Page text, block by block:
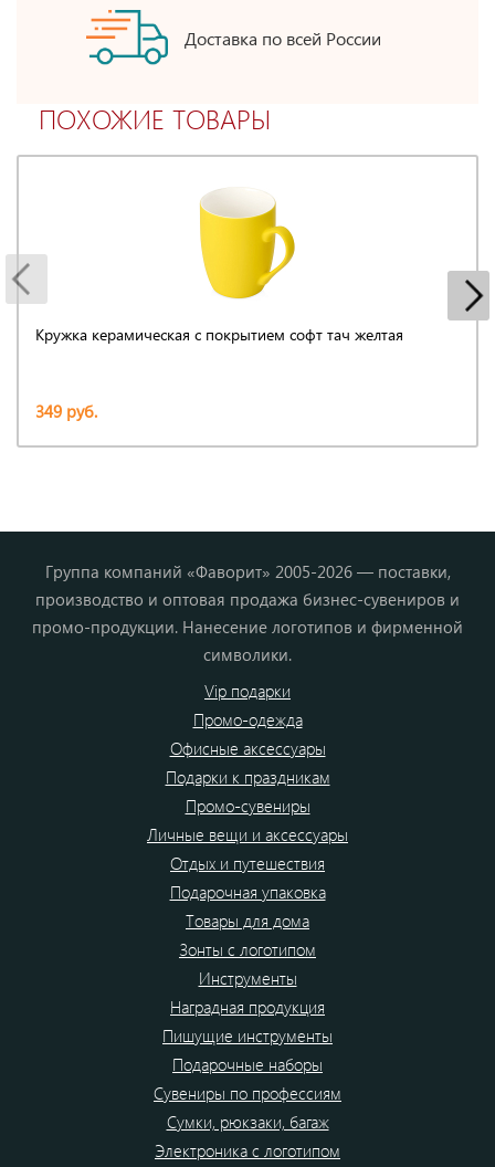
Доставка по всей России
ПОХОЖИЕ ТОВАРЫ
Кружка керамическая с покрытием софт тач желтая
349 руб.
Группа компаний «Фаворит» 2005-2026 — поставки,
производство и оптовая продажа бизнес-сувениров и
промо-продукции. Нанесение логотипов и фирменной
символики.
Vip подарки
Промо-одежда
Офисные аксессуары
Подарки к праздникам
Промо-сувениры
Личные вещи и аксессуары
Отдых и путешествия
Подарочная упаковка
Товары для дома
Зонты с логотипом
Инструменты
Наградная продукция
Пишущие инструменты
Подарочные наборы
Сувениры по профессиям
Сумки, рюкзаки, багаж
Электроника с логотипом